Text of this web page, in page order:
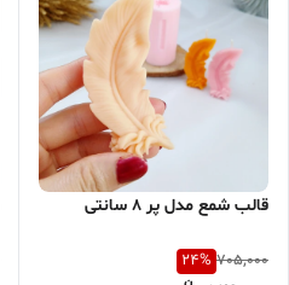
قالب شمع مدل پر 8 سانتی
705,000
24%